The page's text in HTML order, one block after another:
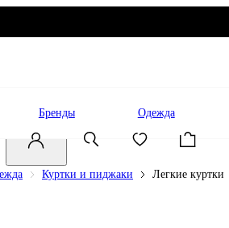
Бренды Одежда
Куртки и пиджаки Легкие куртки